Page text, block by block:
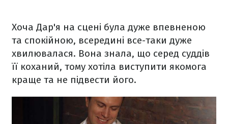
Хоча Дар'я на сцені була дуже впевненою
та спокійною, всередині все-таки дуже
хвилювалася. Вона знала, що серед суддів
її коханий, тому хотіла виступити якомога
краще та не підвести його.